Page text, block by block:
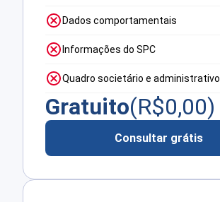
Dados comportamentais
Informações do SPC
Quadro societário e administrativo
Gratuito(R$0,00)
Consultar grátis